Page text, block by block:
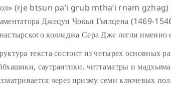
(rje btsun pa’i grub mtha’i rnam gzhag) в
Джецун Чокьи Гьялцена (1469-
колледжа Сера Дже легли именно
текста состоит из четырех основных
саутрантики, читтаматры и
через призму семи ключевых